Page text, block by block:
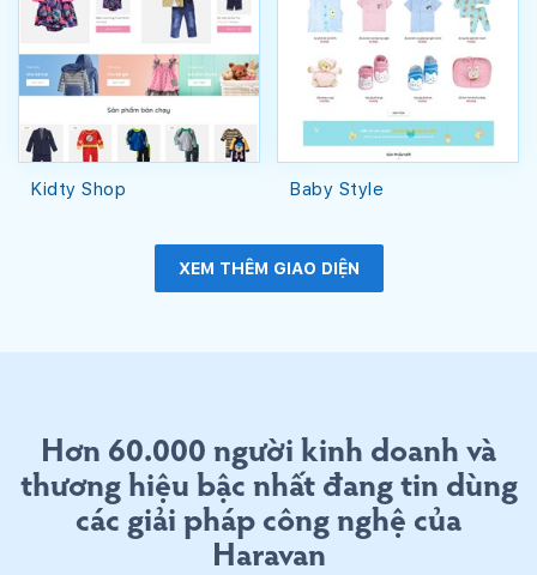
Kidty Shop Baby Style
XEM THÊM GIAO DIỆN
Hơn 60.000 người kinh doanh và
thương hiệu bậc nhất đang tin dùng
các giải pháp công nghệ của
Haravan